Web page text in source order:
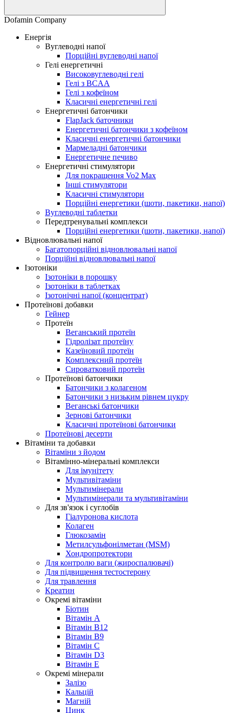
Dofamin Company
Енергія
Вуглеводні напої
Порційні вуглеводні напої
Гелі енергетичні
Високовуглеводні гелі
Гелі з BCAA
Гелі з кофеїном
Класичні енергетичні гелі
Енергетичні батончики
FlapJack баточники
Енергетичні батончики з кофеїном
Класичні енергетичні батончики
Мармеладні батончики
Енергетичне печиво
Енергетичні стимулятори
Для покращення Vo2 Max
Інші стимулятори
Класичні стимулятори
Порційні енергетики (шоти, пакетики, напої)
Вуглеводні таблетки
Передтренувальні комплекси
Порційні енергетики (шоти, пакетики, напої)
Відновлювальні напої
Багатопорційні відновлювальні напої
Порційні відновлювальні напої
Ізотоніки
Ізотоніки в порошку
Ізотоніки в таблетках
Ізотонічні напої (концентрат)
Протеїнові добавки
Гейнер
Протеїн
Веганський протеїн
Гідролізат протеїну
Казеїновий протеїн
Комплексний протеїн
Сироватковий протеїн
Протеїнові батончики
Батончики з колагеном
Батончики з низьким рівнем цукру
Веганські батончики
Зернові батончики
Класичні протеїнові батончики
Протеїнові десерти
Вітаміни та добавки
Вітаміни з йодом
Вітамінно-мінеральні комплекси
Для імунітету
Мультивітаміни
Мультимінерали
Мультимінерали та мультивітаміни
Для зв'язок і суглобів
Гіалуронова кислота
Колаген
Глюкозамін
Метилсульфонілметан (MSM)
Хондропротектори
Для контролю ваги (жироспалювачі)
Для підвищення тестостерону
Для травлення
Креатин
Окремі вітаміни
Біотин
Вітамін A
Вітамін B12
Вітамін B9
Вітамін C
Вітамін D3
Вітамін E
Окремі мінерали
Залізо
Кальцій
Магній
Цинк